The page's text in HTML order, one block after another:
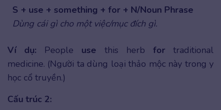
S + use + something + for + N/Noun Phrase
Dùng cái gì cho một việc/mục đích gì.
Ví dụ: People use this herb fortraditional
medicine. (Người ta dùng loại thảo mộc này trong y
học cổ truyền.)
Cấu trúc 2: